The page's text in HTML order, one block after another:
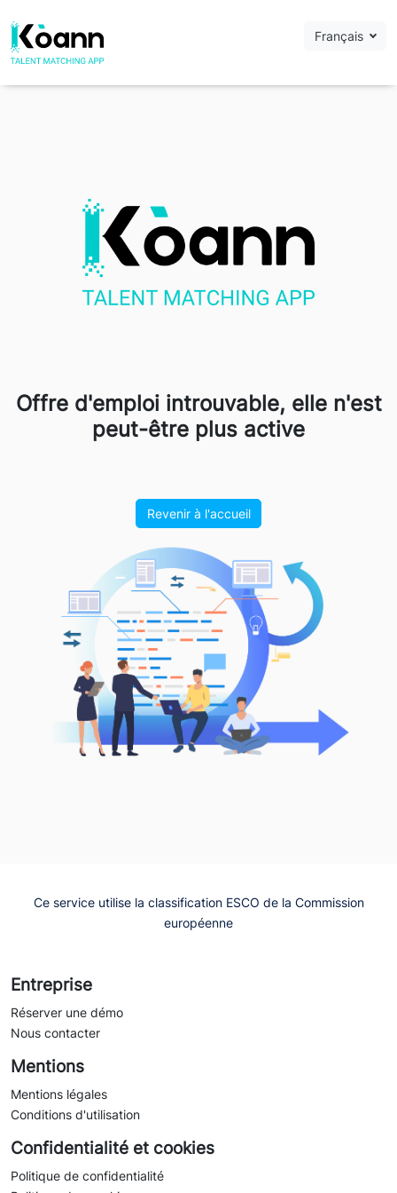
Français
Offre d'emploi introuvable, elle n'est
peut-être plus active
Revenir à l'accueil
Ce service utilise la classification ESCO de la Commission
européenne
Entreprise
Réserver une démo
Nous contacter
Mentions
Mentions légales
Conditions d'utilisation
Confidentialité et cookies
Politique de confidentialité